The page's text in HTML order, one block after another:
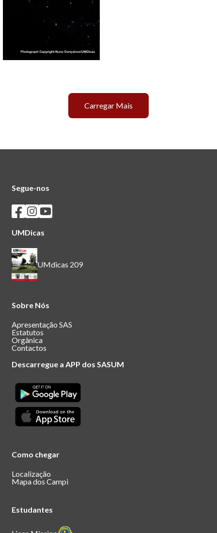
Carregar Mais
Segue-nos
Seguir os SASUM no Facebook
Seguir os SASUM no Instagram
Seguir os SASUM no Youtube
UMDicas
UMdicas 209
Sobre Nós
Apresentação SAS
Estatutos
Orgânica
Contactos
Descarregue a APP dos SASUM
Como chegar
Localização
Mapa dos Campi
Estudantes